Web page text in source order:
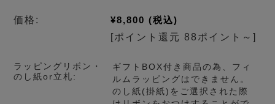
価格: ¥8,800 (税込)
[ポイント還元 88ポイント～]
ラッピングリボン・
のし紙or立札:
ギフトBOX付き商品の為、フィ
ルムラッピングはできません。
のし紙(掛紙)をご選択された際